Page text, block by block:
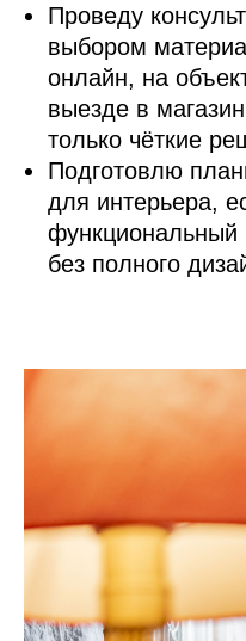
Проведу
выбором
онлайн, на
выезде в
только чёткие
Подготовлю
для интерьера,
функциональный
без полного